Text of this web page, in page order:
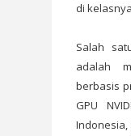
di
Salah
adalah
berbasis
GPU